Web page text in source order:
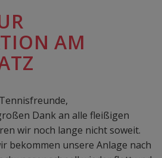
AM
Dank an alle fleißigen
wir noch lange nicht soweit.
bekommen unsere Anlage nach